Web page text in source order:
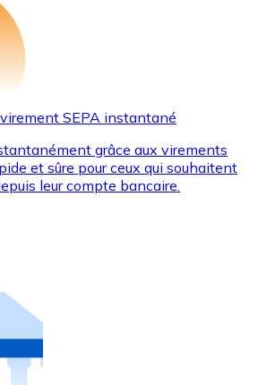
SEPA instantané
grâce aux virements
et sûre pour ceux qui souhaitent
leur compte bancaire.